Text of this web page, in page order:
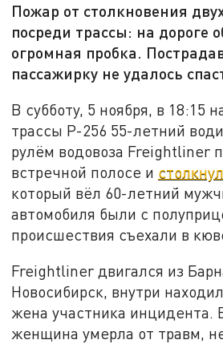
Пожар от столкновения
посреди трассы: на дороге
огромная пробка.
пассажирку не удалось
В субботу, 5 ноября, в 18:15
трассы Р-256 55-летний
рулём водовоза Freightliner
встречной полосе и
который вёл 60-летний
автомобиля были с
происшествия съехали в
Freightliner двигался из
Новосибирск, внутри
жена участника инцидента.
женщина умерла от травм,